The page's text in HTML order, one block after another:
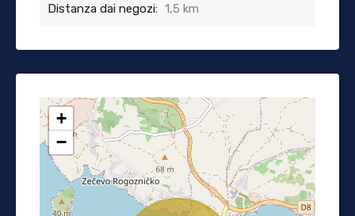
Distanza dai negozi: 1,5 km
+
−